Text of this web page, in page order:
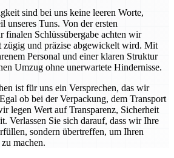
sind bei uns keine leeren Worte,
unseres Tuns. Von der ersten
finalen Schlüssübergabe achten wir
zügig und präzise abgewickelt wird. Mit
Personal und einer klaren Struktur
Umzug ohne unerwartete Hindernisse.
ist für uns ein Versprechen, das wir
ob bei der Verpackung, dem Transport
legen Wert auf Transparenz, Sicherheit
Verlassen Sie sich darauf, dass wir Ihre
sondern übertreffen, um Ihren
machen.